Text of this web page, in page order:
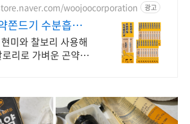
woojoocorporation 광고
쫀드기 수분흡수로
미와 찰보리 사용해
리로 가벼운 곤약쫀